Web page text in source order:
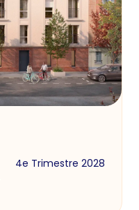
4e Trimestre 2028